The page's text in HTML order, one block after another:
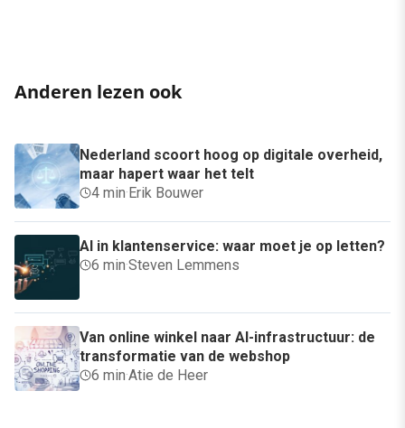
Anderen lezen ook
Nederland scoort hoog op digitale overheid,
maar hapert waar het telt
4 min·Erik Bouwer
AI in klantenservice: waar moet je op letten?
6 min·Steven Lemmens
Van online winkel naar AI-infrastructuur: de
transformatie van de webshop
6 min·Atie de Heer